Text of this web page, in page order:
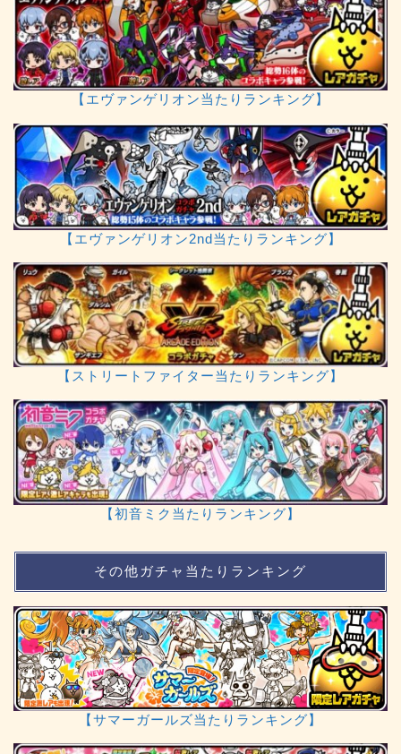
【エヴァンゲリオン当たりランキング】
【エヴァンゲリオン2nd当たりランキング】
【ストリートファイター当たりランキング】
【初音ミク当たりランキング】
その他ガチャ当たりランキング
【サマーガールズ当たりランキング】